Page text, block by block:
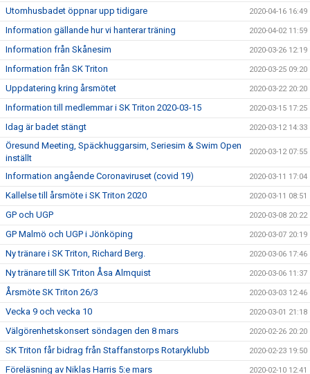
Utomhusbadet öppnar upp tidigare 2020-04-16 16:49
Information gällande hur vi hanterar träning 2020-04-02 11:59
Information från Skånesim 2020-03-26 12:19
Information från SK Triton 2020-03-25 09:20
Uppdatering kring årsmötet 2020-03-22 20:20
Information till medlemmar i SK Triton 2020-03-15 2020-03-15 17:25
Idag är badet stängt 2020-03-12 14:33
Öresund Meeting, Späckhuggarsim, Seriesim & Swim Open
inställt
2020-03-12 07:55
Information angående Coronaviruset (covid 19) 2020-03-11 17:04
Kallelse till årsmöte i SK Triton 2020 2020-03-11 08:51
GP och UGP 2020-03-08 20:22
GP Malmö och UGP i Jönköping 2020-03-07 20:19
Ny tränare i SK Triton, Richard Berg. 2020-03-06 17:46
Ny tränare till SK Triton Åsa Almquist 2020-03-06 11:37
Årsmöte SK Triton 26/3 2020-03-03 12:46
Vecka 9 och vecka 10 2020-03-01 21:18
Välgörenhetskonsert söndagen den 8 mars 2020-02-26 20:20
SK Triton får bidrag från Staffanstorps Rotaryklubb 2020-02-23 19:50
Föreläsning av Niklas Harris 5:e mars 2020-02-10 12:41